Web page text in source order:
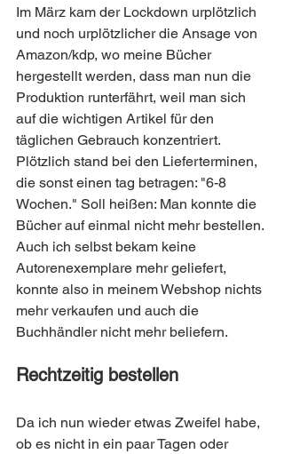
Im März kam der Lockdown urplötzlich
und noch urplötzlicher die Ansage von
Amazon/kdp, wo meine Bücher
hergestellt werden, dass man nun die
Produktion runterfährt, weil man sich
auf die wichtigen Artikel für den
täglichen Gebrauch konzentriert.
Plötzlich stand bei den Lieferterminen,
die sonst einen tag betragen: "6-8
Wochen." Soll heißen: Man konnte die
Bücher auf einmal nicht mehr bestellen.
Auch ich selbst bekam keine
Autorenexemplare mehr geliefert,
konnte also in meinem Webshop nichts
mehr verkaufen und auch die
Buchhändler nicht mehr beliefern.
Rechtzeitig bestellen
Da ich nun wieder etwas Zweifel habe,
ob es nicht in ein paar Tagen oder